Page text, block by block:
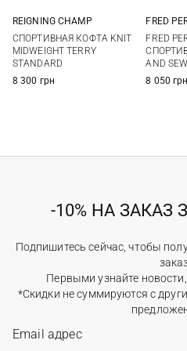
REIGNING CHAMP
СПОРТИВНАЯ КОФТА KNIT
MIDWEIGHT TERRY
STANDARD
8 300 грн
FRED
FRED
AND SEW
8 050
-10% НА
Подпишитесь сейчас, чтобы
Первыми узнайте
*Скидки не суммируются с